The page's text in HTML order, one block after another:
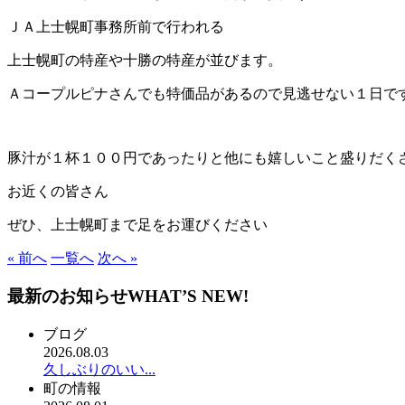
ＪＡ上士幌町事務所前で行われる
上士幌町の特産や十勝の特産が並びます。
Ａコープルピナさんでも特価品があるので見逃せない１日で
豚汁が１杯１００円であったりと他にも嬉しいこと盛りだく
お近くの皆さん
ぜひ、上士幌町まで足をお運びください
« 前へ 一覧へ 次へ »
最新のお知らせWHAT’S NEW!
ブログ
2026.08.03
久しぶりのいい...
町の情報